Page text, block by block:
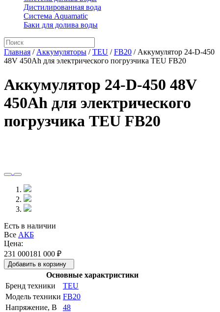
Дистилированная вода
Система Aquamatic
Баки для долива воды
Главная / Аккумуляторы /TEU /FB20 / Аккумулятор 24-D-450
48V 450Ah для электрического погрузчика TEU FB20
Аккумулятор 24-D-450 48V
450Ah для электрического
погрузчика TEU FB20
Есть в наличии
Все АКБ
Цена:
231 000181 000 ₽
Добавить в корзину
Основные характристики
Бренд техники
TEU
Модель техники FB20
Напряжение, В
48